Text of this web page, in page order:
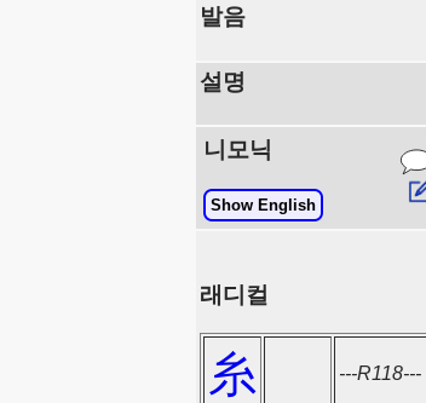
발음
설명
니모닉
Show English
래디컬
糸 ---R118---